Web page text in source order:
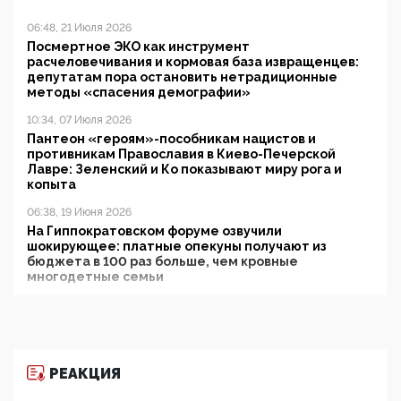
06:48, 21 Июля 2026
Посмертное ЭКО как инструмент
расчеловечивания и кормовая база извращенцев:
депутатам пора остановить нетрадиционные
методы «спасения демографии»
10:34, 07 Июля 2026
Пантеон «героям»-пособникам нацистов и
противникам Православия в Киево-Печерской
Лавре: Зеленский и Ко показывают миру рога и
копыта
06:38, 19 Июня 2026
На Гиппократовском форуме озвучили
шокирующее: платные опекуны получают из
бюджета в 100 раз больше, чем кровные
многодетные семьи
11:53, 09 Июня 2026
РЕАКЦИЯ